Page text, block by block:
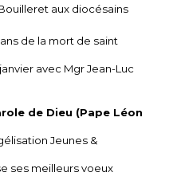
aux diocésains
de la mort de saint
avec Mgr Jean-Luc
de Dieu (Pape Léon
Jeunes &
ses meilleurs voeux